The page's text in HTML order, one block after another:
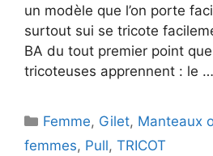
un modèle que l’on porte
surtout sui se tricote
BA du tout premier point
tricoteuses apprennent : le …
Catégories
Femme, Gilet, Manteaux
femmes, Pull, TRICOT